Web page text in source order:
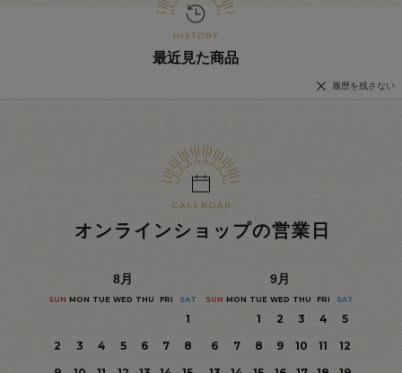
最近見た商品
履歴を残さない
オンラインショップの営業日
8月
SUN MON TUE WED THU FRI SAT
1
2
3 4 5 6 7
8
9月
SUN MON TUE WED THU FRI SAT
1 2 3 4
5
6
7 8 9 10 11
12